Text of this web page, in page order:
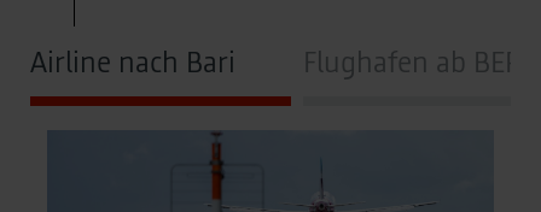
Airline nach Bari Flughafen ab BER